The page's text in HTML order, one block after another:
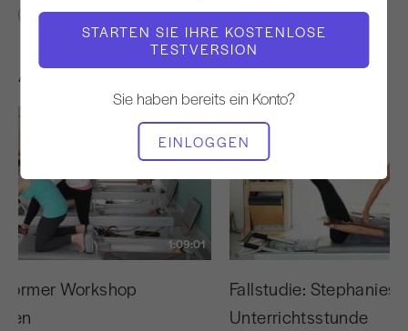
STARTEN SIE IHRE KOSTENLOSE
TESTVERSION
Sie haben bereits ein Konto?
EINLOGGEN
Grundlegend
10 - 20 min Matte
Andere Workouts, die Ihnen gefallen könnten
1:09:01
Workshop
Fallstudie: Stephanies
Unterrichtsstunde